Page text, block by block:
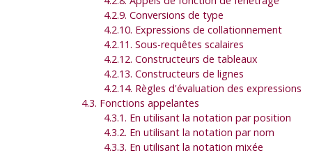
4.2.9. Conversions de type
4.2.10. Expressions de collationnement
4.2.11. Sous-requêtes scalaires
4.2.12. Constructeurs de tableaux
4.2.13. Constructeurs de lignes
4.2.14. Règles d'évaluation des expressions
4.3. Fonctions appelantes
4.3.1. En utilisant la notation par position
4.3.2. En utilisant la notation par nom
4.3.3. En utilisant la notation mixée